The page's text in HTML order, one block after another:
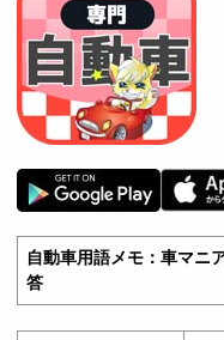
自動車用語メモ：車マニ
答